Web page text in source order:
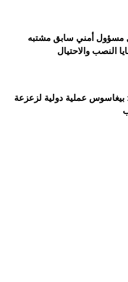
مسؤول أمني سابق مشتبه
النصب والاحتيال
بيغاسوس عملية دولية لزعزعة